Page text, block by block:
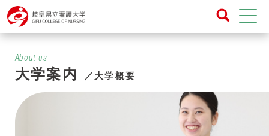
About us
大学案内 ／大学概要